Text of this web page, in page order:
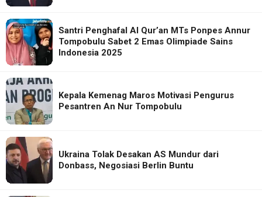
Santri Penghafal Al Qur’an MTs Ponpes Annur
Tompobulu Sabet 2 Emas Olimpiade Sains
Indonesia 2025
Kepala Kemenag Maros Motivasi Pengurus
Pesantren An Nur Tompobulu
Ukraina Tolak Desakan AS Mundur dari
Donbass, Negosiasi Berlin Buntu